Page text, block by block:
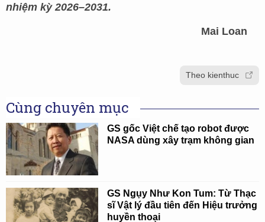
nhiệm kỳ 2026–2031.
Mai Loan
Theo kienthuc
Cùng chuyên mục
GS gốc Việt chế tạo robot được
NASA dùng xây trạm không gian
GS Ngụy Như Kon Tum: Từ Thạc
sĩ Vật lý đầu tiên đến Hiệu trưởng
huyền thoại